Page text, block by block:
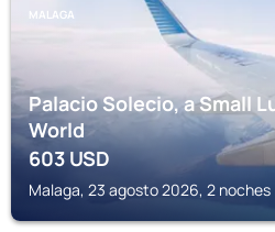
MALAGA
Palacio Solecio, a Small
World
603USD
Malaga, 23 agosto 2026, 2 noches